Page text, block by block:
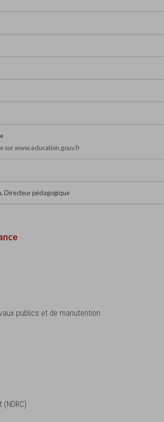
sur www.education.gouv.fr
Directeur pédagogique
publics et de manutention